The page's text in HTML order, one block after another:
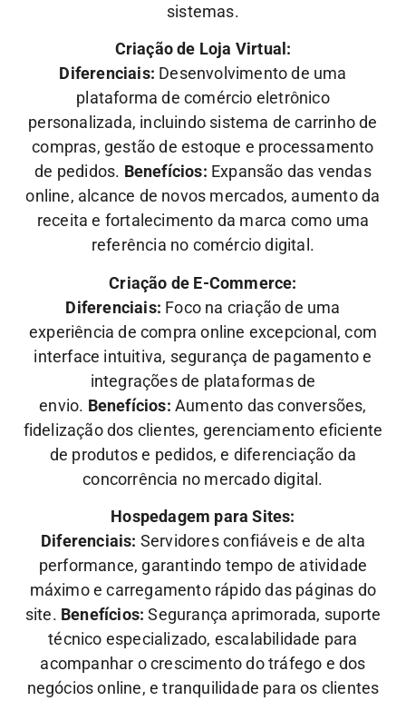
sistemas.
Criação de Loja Virtual:
Diferenciais: Desenvolvimento de uma
plataforma de comércio eletrônico
personalizada, incluindo sistema de carrinho de
compras, gestão de estoque e processamento
de pedidos. Benefícios: Expansão das vendas
online, alcance de novos mercados, aumento da
receita e fortalecimento da marca como uma
referência no comércio digital.
Criação de E-Commerce:
Diferenciais: Foco na criação de uma
experiência de compra online excepcional, com
interface intuitiva, segurança de pagamento e
integrações de plataformas de
envio. Benefícios: Aumento das conversões,
fidelização dos clientes, gerenciamento eficiente
de produtos e pedidos, e diferenciação da
concorrência no mercado digital.
Hospedagem para Sites:
Diferenciais: Servidores confiáveis e de alta
performance, garantindo tempo de atividade
máximo e carregamento rápido das páginas do
site. Benefícios: Segurança aprimorada, suporte
técnico especializado, escalabilidade para
acompanhar o crescimento do tráfego e dos
negócios online, e tranquilidade para os clientes